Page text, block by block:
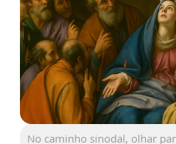
No caminho sinodal, olhar